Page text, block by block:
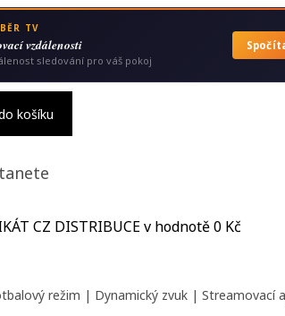
TV
vzdálenosti
sledování pro váš pokoj
košíku
CZ DISTRIBUCEv hodnotě 0 Kč
režim | Dynamický zvuk | Streamovací